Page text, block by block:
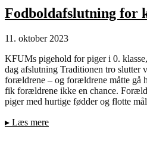
Fodboldafslutning for
11. oktober 2023
KFUMs pigehold for piger i 0.
dag afslutning Traditionen tro slutter
forældrene – og forældrene måtte gå
fik forældrene ikke en chance.
piger med hurtige fødder og flotte
▸ Læs mere